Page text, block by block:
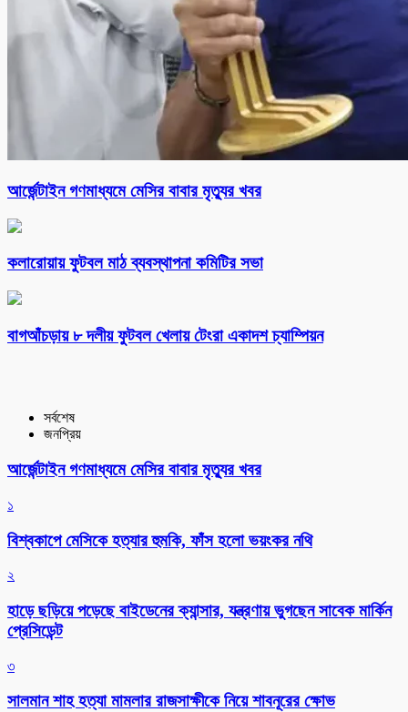
আর্জেন্টাইন গণমাধ্যমে মেসির বাবার মৃত্যুর খবর
কলারোয়ায় ফুটবল মাঠ ব্যবস্থাপনা কমিটির সভা
বাগআঁচড়ায় ৮ দলীয় ফুটবল খেলায় টেংরা একাদশ চ্যাম্পিয়ন
সর্বশেষ
জনপ্রিয়
আর্জেন্টাইন গণমাধ্যমে মেসির বাবার মৃত্যুর খবর
১
বিশ্বকাপে মেসিকে হত্যার হুমকি, ফাঁস হলো ভয়ংকর নথি
২
হাড়ে ছড়িয়ে পড়েছে বাইডেনের ক্যান্সার, যন্ত্রণায় ভুগছেন সাবেক মার্কিন
প্রেসিডেন্ট
৩
সালমান শাহ হত্যা মামলার রাজসাক্ষীকে নিয়ে শাবনূরের ক্ষোভ